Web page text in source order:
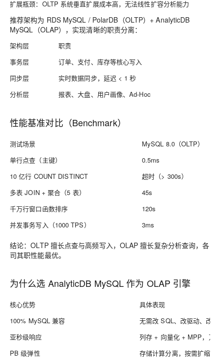
扩展瓶颈：OLTP 系统垂直扩展成本高，无法线性扩容分析能力
推荐架构为 RDS MySQL / PolarDB（OLTP）+ AnalyticDB
MySQL（OLAP） ，实现清晰的职责分离：
架构层
职责
事务层
订单、支付、库存等核心写入
同步层
实时数据同步，延迟 < 1 秒
分析层
报表、大盘、用户画像、Ad-Hoc
性能基准对比（Benchmark）
测试场景
MySQL 8.0（OLTP）
单行点查（主键）
0.5ms
10 亿行 COUNT DISTINCT
超时（> 300s）
多表 JOIN + 聚合（5 表）
45s
千万行窗口函数排序
120s
并发事务写入（1000 TPS）
3ms
结论：OLTP 擅长点查与高频写入，OLAP 擅长复杂分析查询，各
司其职性能最优。
为什么选 AnalyticDB MySQL 作为 OLAP 引擎
核心优势
具体表现
100% MySQL 兼容
无需改 SQL、改驱动、改
亚秒级响应
列存 + 向量化 + MPP，万
PB 级弹性
存储计算分离，按需扩缩，